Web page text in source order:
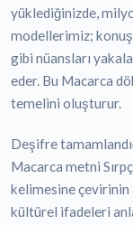
yüklediğinizde,
modellerimiz;
gibi nüansları
eder. Bu Macarca
temelini oluşturur.
Deşifre
Macarca metni
kelimesine çevirinin
kültürel ifadeleri